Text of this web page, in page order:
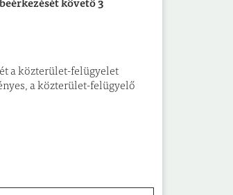
a közterület-felügyelet
a közterület-felügyelő